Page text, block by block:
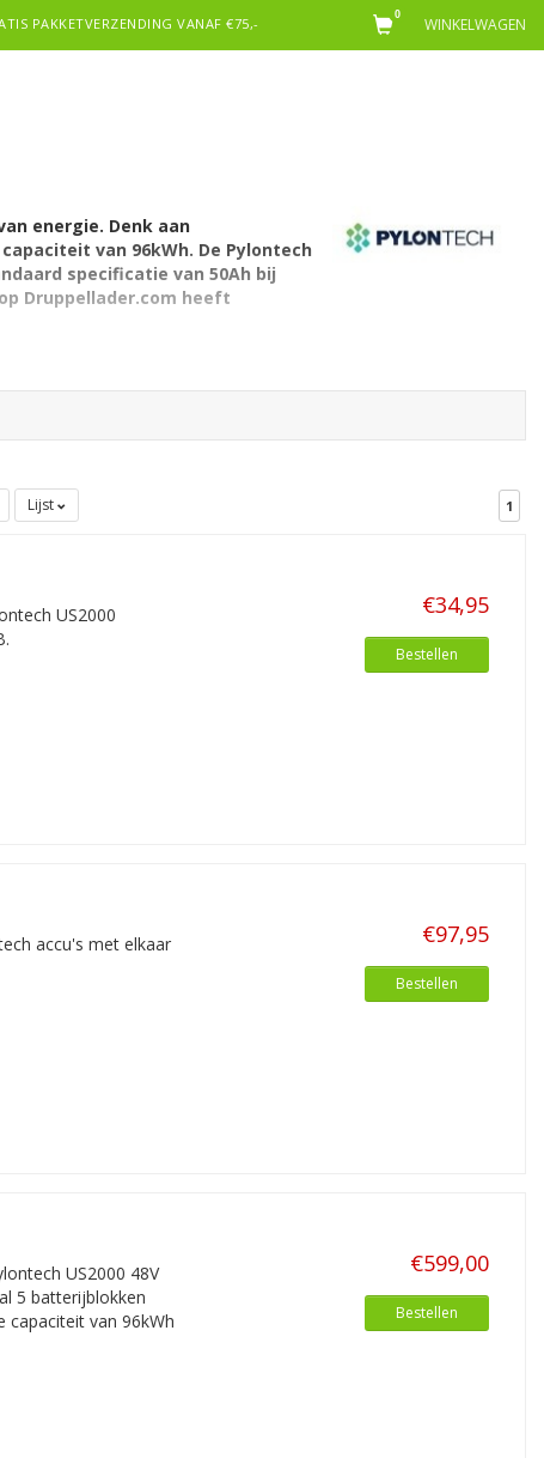
PAKKETVERZENDING VANAF €75,- WINKELWAGEN
0
energie. Denk aan
van 96kWh. De Pylontech
specificatie van 50Ah bij
Druppellader.com heeft
assortiment acculaders,
ook vele andere accessoires,
Dan maken wij uw order meteen
bij u thuis. Overigens kunt u
Lijst 1
US2000
€34,95
Bestellen
accu's met elkaar
€97,95
Bestellen
US2000 48V
5 batterijblokken
capaciteit van 96kWh
€599,00
Bestellen